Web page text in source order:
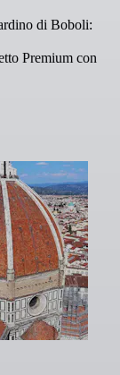
di Boboli:
Premium con